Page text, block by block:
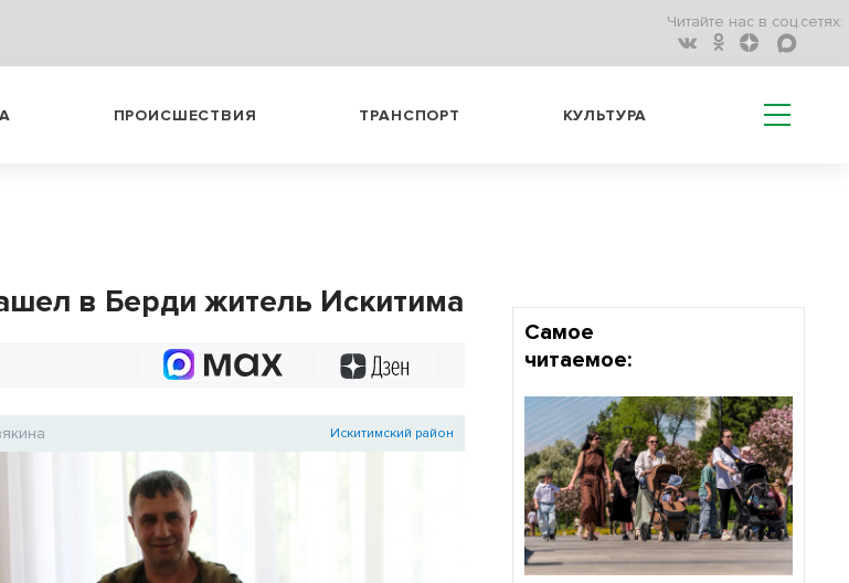
Читайте нас в соц.сетях:
ПРОИСШЕСТВИЯ ТРАНСПОРТ КУЛЬТУРА
в Берди житель Искитима
Искитимский район
Самое
читаемое: